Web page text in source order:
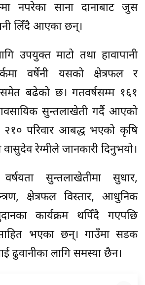
नपरेका साना दानाबाट जुस
लिँदै आएका छन्।
उपयुक्त माटो तथा हावापानी
वर्षेनी यसको क्षेत्रफल र
बढेको छ। गतवर्षसम्म १६१
सुन्तलाखेती गर्दै आएको
२१० परिवार आबद्ध भएको कृषि
वासुदेव रेग्मीले जानकारी दिनुभयो।
सुन्तलाखेतीमा सुधार,
क्षेत्रफल विस्तार, आधुनिक
कार्यक्रम थपिँदै गएपछि
भएका छन्। गाउँमा सडक
ढुवानीका लागि समस्या छैन।